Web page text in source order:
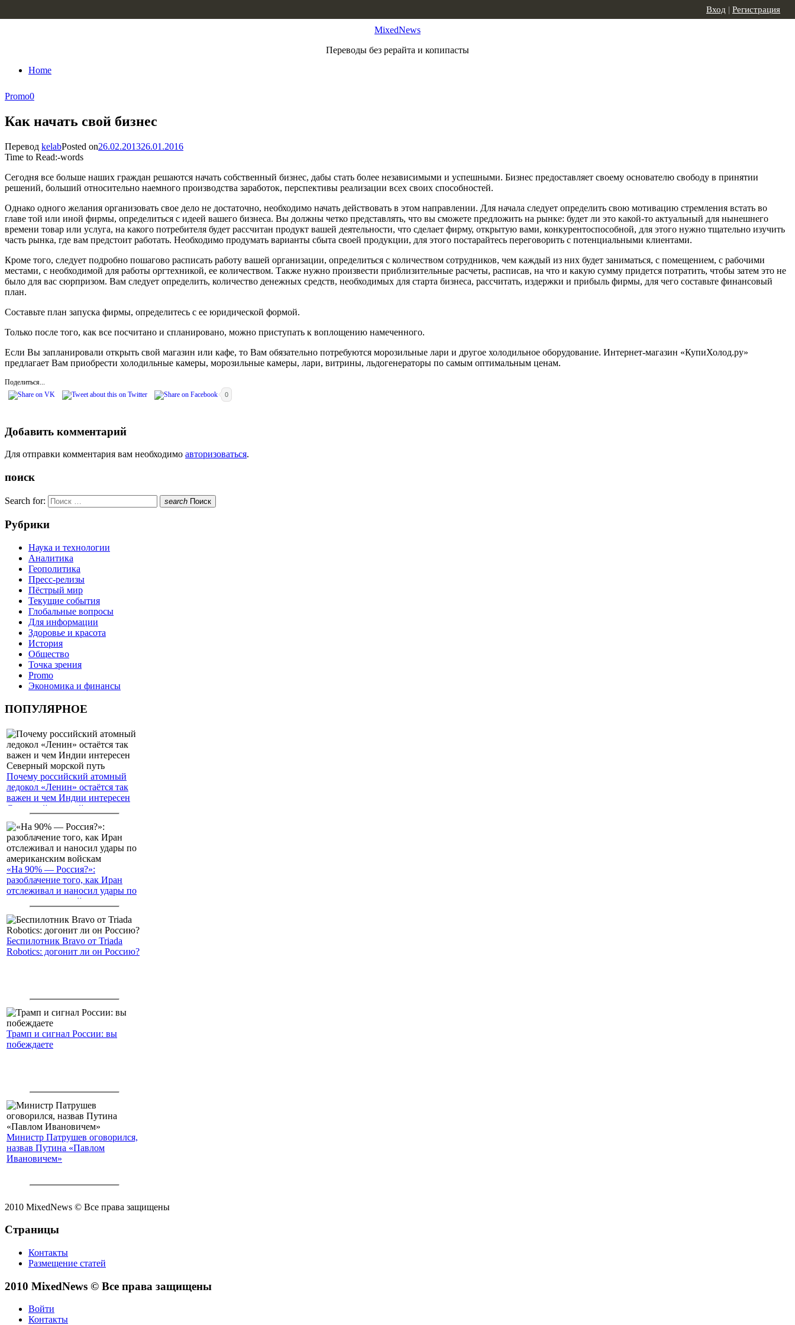
MixedNews
Переводы без рерайта и копипасты
Home
Вход | Регистрация
Promo0
Как начать свой бизнес
Перевод kelabPosted on26.02.201326.01.2016
Time to Read:-words
Сегодня все больше наших граждан решаются начать собственный бизнес, дабы стать более независимыми и успешными. Бизнес предоставляет своему основателю свободу в принятии
решений, больший относительно наемного производства заработок, перспективы реализации всех своих способностей.
Однако одного желания организовать свое дело не достаточно, необходимо начать действовать в этом направлении. Для начала следует определить свою мотивацию стремления встать во
главе той или иной фирмы, определиться с идеей вашего бизнеса. Вы должны четко представлять, что вы сможете предложить на рынке: будет ли это какой-то актуальный для нынешнего
времени товар или услуга, на какого потребителя будет рассчитан продукт вашей деятельности, что сделает фирму, открытую вами, конкурентоспособной, для этого нужно тщательно изучить
часть рынка, где вам предстоит работать. Необходимо продумать варианты сбыта своей продукции, для этого постарайтесь переговорить с потенциальными клиентами.
Кроме того, следует подробно пошагово расписать работу вашей организации, определиться с количеством сотрудников, чем каждый из них будет заниматься, с помещением, с рабочими
местами, с необходимой для работы оргтехникой, ее количеством. Также нужно произвести приблизительные расчеты, расписав, на что и какую сумму придется потратить, чтобы затем это не
было для вас сюрпризом. Вам следует определить, количество денежных средств, необходимых для старта бизнеса, рассчитать, издержки и прибыль фирмы, для чего составьте финансовый
план.
Составьте план запуска фирмы, определитесь с ее юридической формой.
Только после того, как все посчитано и спланировано, можно приступать к воплощению намеченного.
Если Вы запланировали открыть свой магазин или кафе, то Вам обязательно потребуются морозильные лари и другое холодильное оборудование. Интернет-магазин «КупиХолод.ру»
предлагает Вам приобрести холодильные камеры, морозильные камеры, лари, витрины, льдогенераторы по самым оптимальным ценам.
Поделиться...
0
Добавить комментарий
Для отправки комментария вам необходимо авторизоваться.
поиск
Search for: search Поиск
Рубрики
Наука и технологии
Аналитика
Геополитика
Пресс-релизы
Пёстрый мир
Текущие события
Глобальные вопросы
Для информации
Здоровье и красота
История
Общество
Точка зрения
Promo
Экономика и финансы
ПОПУЛЯРНОЕ
Почему российский атомный
ледокол «Ленин» остаётся так
важен и чем Индии интересен
Северный морской путь
«На 90% — Россия?»:
разоблачение того, как Иран
отслеживал и наносил удары по
американским войскам
Беспилотник Bravo от Triada
Robotics: догонит ли он Россию?
Трамп и сигнал России: вы
побеждаете
Министр Патрушев оговорился,
назвав Путина «Павлом
Ивановичем»
2010 MixedNews © Все права защищены
Страницы
Контакты
Размещение статей
2010 MixedNews © Все права защищены
Войти
Контакты